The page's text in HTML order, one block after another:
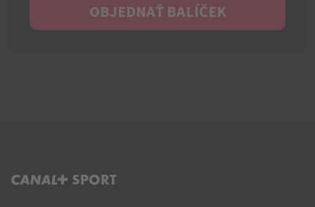
OBJEDNAŤ BALÍČEK
C+ SPORT